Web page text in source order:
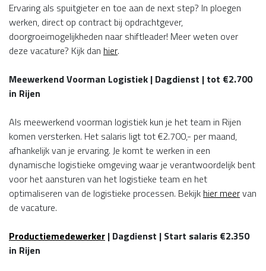
Ervaring als spuitgieter en toe aan de next step? In ploegen
werken, direct op contract bij opdrachtgever,
doorgroeimogelijkheden naar shiftleader! Meer weten over
deze vacature? Kijk dan hier.
Meewerkend Voorman Logistiek | Dagdienst | tot €2.700
in Rijen
Als meewerkend voorman logistiek kun je het team in Rijen
komen versterken. Het salaris ligt tot €2.700,- per maand,
afhankelijk van je ervaring. Je komt te werken in een
dynamische logistieke omgeving waar je verantwoordelijk bent
voor het aansturen van het logistieke team en het
optimaliseren van de logistieke processen. Bekijk hier meervan
de vacature.
Productiemedewerker | Dagdienst | Start salaris €2.350
in Rijen